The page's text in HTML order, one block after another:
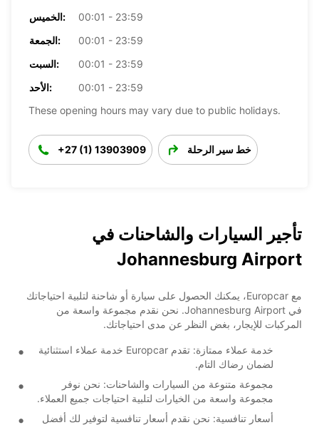
الخميس:
00:01 - 23:59
الجمعة:
00:01 - 23:59
السبت:
00:01 - 23:59
الأحد:
00:01 - 23:59
These opening hours may vary due to public holidays.
+27 (1) 13903909 خط سير الرحلة
تأجير السيارات والشاحنات في
Johannesburg Airport
مع Europcar، يمكنك الحصول على سيارة أو شاحنة لتلبية احتياجاتك
في Johannesburg Airport. نحن نقدم مجموعة واسعة من
المركبات للإيجار، بغض النظر عن مدى احتياجاتك.
خدمة عملاء ممتازة: تقدم Europcar خدمة عملاء استثنائية
لضمان رضاك التام.
مجموعة متنوعة من السيارات والشاحنات: نحن نوفر
مجموعة واسعة من الخيارات لتلبية احتياجات جميع العملاء.
أسعار تنافسية: نحن نقدم أسعار تنافسية لتوفير لك أفضل